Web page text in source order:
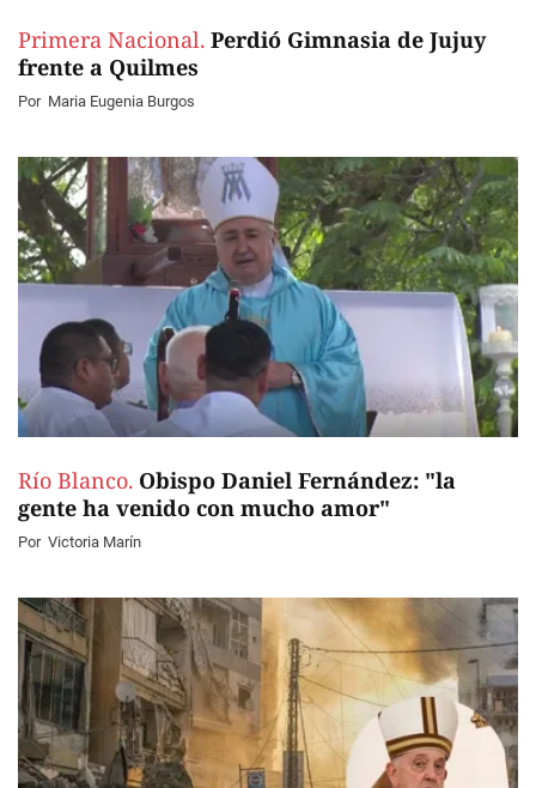
Primera Nacional. Perdió Gimnasia de Jujuy
frente a Quilmes
Por Maria Eugenia Burgos
Río Blanco. Obispo Daniel Fernández: "la
gente ha venido con mucho amor"
Por Victoria Marín